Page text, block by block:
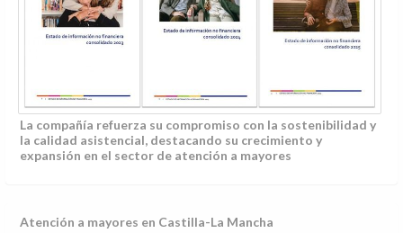
La compañía refuerza su compromiso con la sostenibilidad y
la calidad asistencial, destacando su crecimiento y
expansión en el sector de atención a mayores
Atención a mayores en Castilla-La Mancha